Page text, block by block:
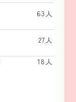
63人
27人
18人